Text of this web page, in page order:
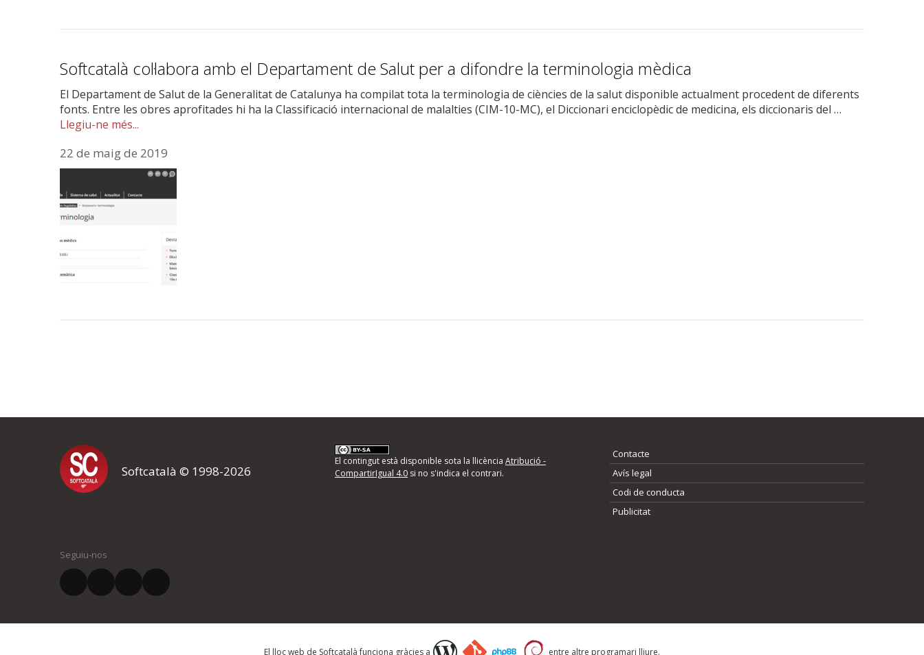
Softcatalà col·labora amb el Departament de Salut per a difondre la terminologia mèdica
El Departament de Salut de la Generalitat de Catalunya ha compilat tota la terminologia de ciències de la salut disponible actualment procedent de diferents
fonts. Entre les obres aprofitades hi ha la Classificació internacional de malalties (CIM-10-MC), el Diccionari enciclopèdic de medicina, els diccionaris del …
Llegiu-ne més...
22 de maig de 2019
Voleu rebre les novetats?
El vostre nom *
Softcatalà © 1998-2026
El contingut està disponible sota la llicència Atribució -
CompartirIgual 4.0si no s'indica el contrari.
Contacte
Avís legal
Codi de conducta
Publicitat
Seguiu-nos
El lloc web de Softcatalà funciona gràcies a entre altre programari lliure.